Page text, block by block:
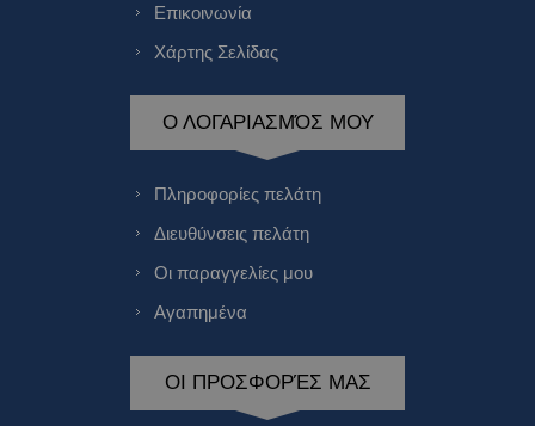
Επικοινωνία
Χάρτης Σελίδας
Ο ΛΟΓΑΡΙΑΣΜΌΣ ΜΟΥ
Πληροφορίες πελάτη
Διευθύνσεις πελάτη
Οι παραγγελίες μου
Αγαπημένα
ΟΙ ΠΡΟΣΦΟΡΈΣ ΜΑΣ